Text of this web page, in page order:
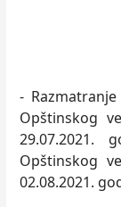
-
Opštinskog
29.07.2021.
Opštinskog
02.08.2021.